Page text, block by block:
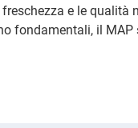
e le qualità
fondamentali, il